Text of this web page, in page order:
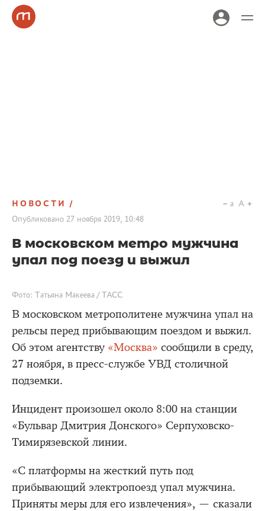
НОВОСТИ
Опубликовано 27 ноября 2019, 10:48
a A
В московском метро мужчина
упал под поезд и выжил
Фото: Татьяна Макеева / ТАСС
В московском метрополитене мужчина упал на
рельсы перед прибывающим поездом и выжил.
Об этом агентству «Москва» сообщили в среду,
27 ноября, в пресс-службе УВД столичной
подземки.
Инцидент произошел около 8:00 на станции
«Бульвар Дмитрия Донского» Серпуховско-
Тимирязевской линии.
«С платформы на жесткий путь под
прибывающий электропоезд упал мужчина.
Приняты меры для его извлечения», — сказали